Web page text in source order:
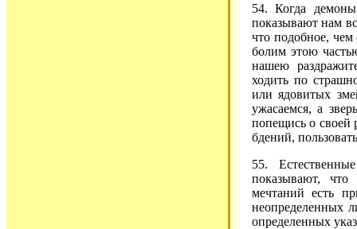
54. Когда
показывают нам
что подобное,
болим этою
нашею
ходить по
или ядовитых
ужасаемся, а
попещись о своей
бдений,
55.
показывают,
мечтаний есть
неопределенных
определенных